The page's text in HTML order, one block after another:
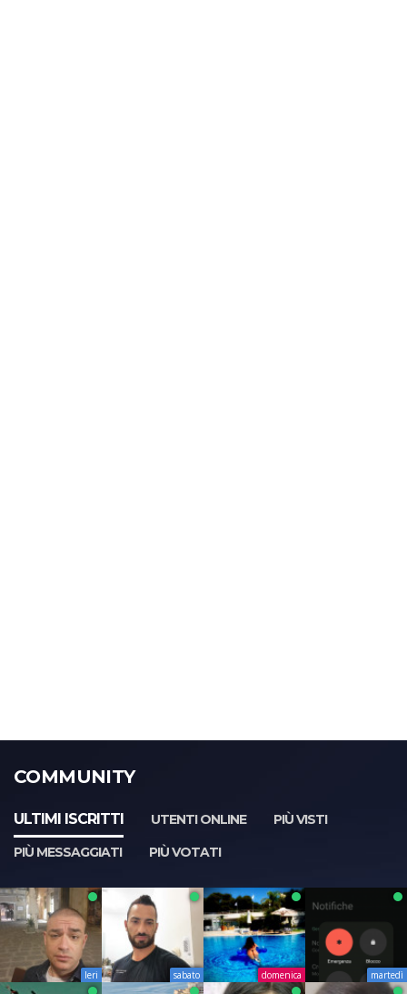
COMMUNITY
ULTIMI ISCRITTI UTENTI ONLINE
PIÙ VISTI
PIÙ MESSAGGIATI
PIÙ VOTATI
Ieri sabato domenica martedì